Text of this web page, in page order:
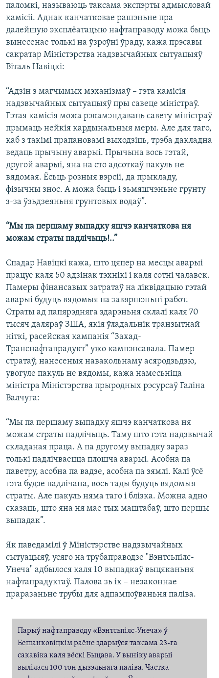
паломкі, называюць таксама экспэрты адмысловай
камісіі. Аднак канчатковае рашэньне пра
далейшую эксплёатацыю нафтаправоду можа быць
вынесенае толькі на ўзроўні ўраду, кажа прэсавы
сакратар Міністэрства надзвычайных сытуацыяў
Віталь Навіцкі:
“Адзін з магчымых мэханізмаў – гэта камісія
надзвычайных сытуацыяў пры савеце міністраў.
Гэтая камісія можа рэкамэндаваць савету міністраў
прымаць нейкія кардынальныя меры. Але для таго,
каб з такімі прапановамі выходзіць, трэба дакладна
ведаць прычыну аварыі. Прычына вось гэтай,
другой аварыі, яна на сто адсоткаў пакуль не
вядомая. Ёсьць розныя вэрсіі, да прыкладу,
фізычны знос. А можа быць і зьмяшчэньне грунту
з-за ўзьдзеяньня грунтовых водаў”.
“Мы па першаму выпадку яшчэ канчаткова ня
можам страты падлічыць!..”
Спадар Навіцкі кажа, што цяпер на месцы аварыі
працуе каля 50 адзінак тэхнікі і каля сотні чалавек.
Памеры фінансавых затратаў на ліквідацыю гэтай
аварыі будуць вядомыя па завяршэньні работ.
Страты ад папярэдняга здарэньня склалі каля 70
тысяч даляраў ЗША, якія ўладальнік транзытнай
ніткі, расейская кампанія “Захад-
Транснафтапрадукт” ужо кампэнсавала. Памер
стратаў, нанесеныя навакольнаму асяродзьдзю,
увогуле пакуль не вядомы, кажа намесьніца
міністра Міністэрства прыродных рэсурсаў Галіна
Валчуга:
“Мы па першаму выпадку яшчэ канчаткова ня
можам страты падлічыць. Таму што гэта надзвычай
складаная праца. А па другому выпадку зараз
толькі падлічваецца плошча аварыі. Асобна па
паветру, асобна па вадзе, асобна па зямлі. Калі ўсё
гэта будзе падлічана, вось тады будуць вядомыя
страты. Але пакуль няма таго і блізка. Можна адно
сказаць, што яна ня мае тых маштабаў, што першы
выпадак”.
Як паведамілі ў Міністэрстве надзвычайных
сытуацыяў, усяго на трубаправодзе "Вэнтсьпілс-
Унеча" адбылося каля 10 выпадкаў выцяканьня
нафтапрадуктаў. Палова зь іх – незаконнае
праразаньне трубы для адпампоўваньня паліва.
Парыў нафтаправоду «Вэнтсьпілс-Унеча» ў
Бешанковiцкiм раёне здарыўся таксама 23-га
сакавiка каля вёскі Быцава. У выніку аварыі
вылілася 100 тон дызэльнага паліва. Частка